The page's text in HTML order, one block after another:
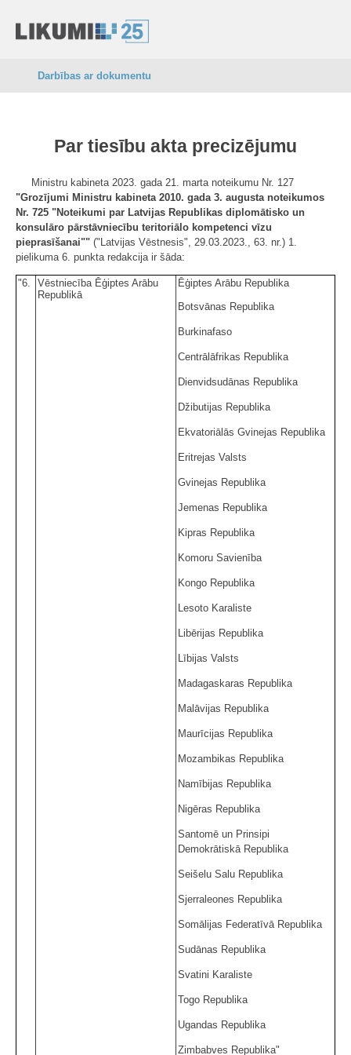
Darbības ar dokumentu
Par tiesību akta precizējumu
Ministru kabineta 2023. gada 21. marta noteikumu Nr. 127
"Grozījumi Ministru kabineta 2010. gada 3. augusta noteikumos
Nr. 725 "Noteikumi par Latvijas Republikas diplomātisko un
konsulāro pārstāvniecību teritoriālo kompetenci vīzu
pieprasīšanai"" ("Latvijas Vēstnesis", 29.03.2023., 63. nr.) 1.
pielikuma 6. punkta redakcija ir šāda:
"6.
Vēstniecība Ēģiptes Arābu
Republikā
Ēģiptes Arābu Republika
Botsvānas Republika
Burkinafaso
Centrālāfrikas Republika
Dienvidsudānas Republika
Džibutijas Republika
Ekvatoriālās Gvinejas Republika
Eritrejas Valsts
Gvinejas Republika
Jemenas Republika
Kipras Republika
Komoru Savienība
Kongo Republika
Lesoto Karaliste
Libērijas Republika
Lībijas Valsts
Madagaskaras Republika
Malāvijas Republika
Maurīcijas Republika
Mozambikas Republika
Namībijas Republika
Nigēras Republika
Santomē un Prinsipi
Demokrātiskā Republika
Seišelu Salu Republika
Sjerraleones Republika
Somālijas Federatīvā Republika
Sudānas Republika
Svatini Karaliste
Togo Republika
Ugandas Republika
Zimbabves Republika"